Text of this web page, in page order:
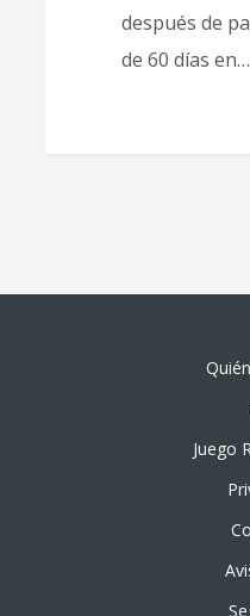
después de
de 60 días en…
Juego